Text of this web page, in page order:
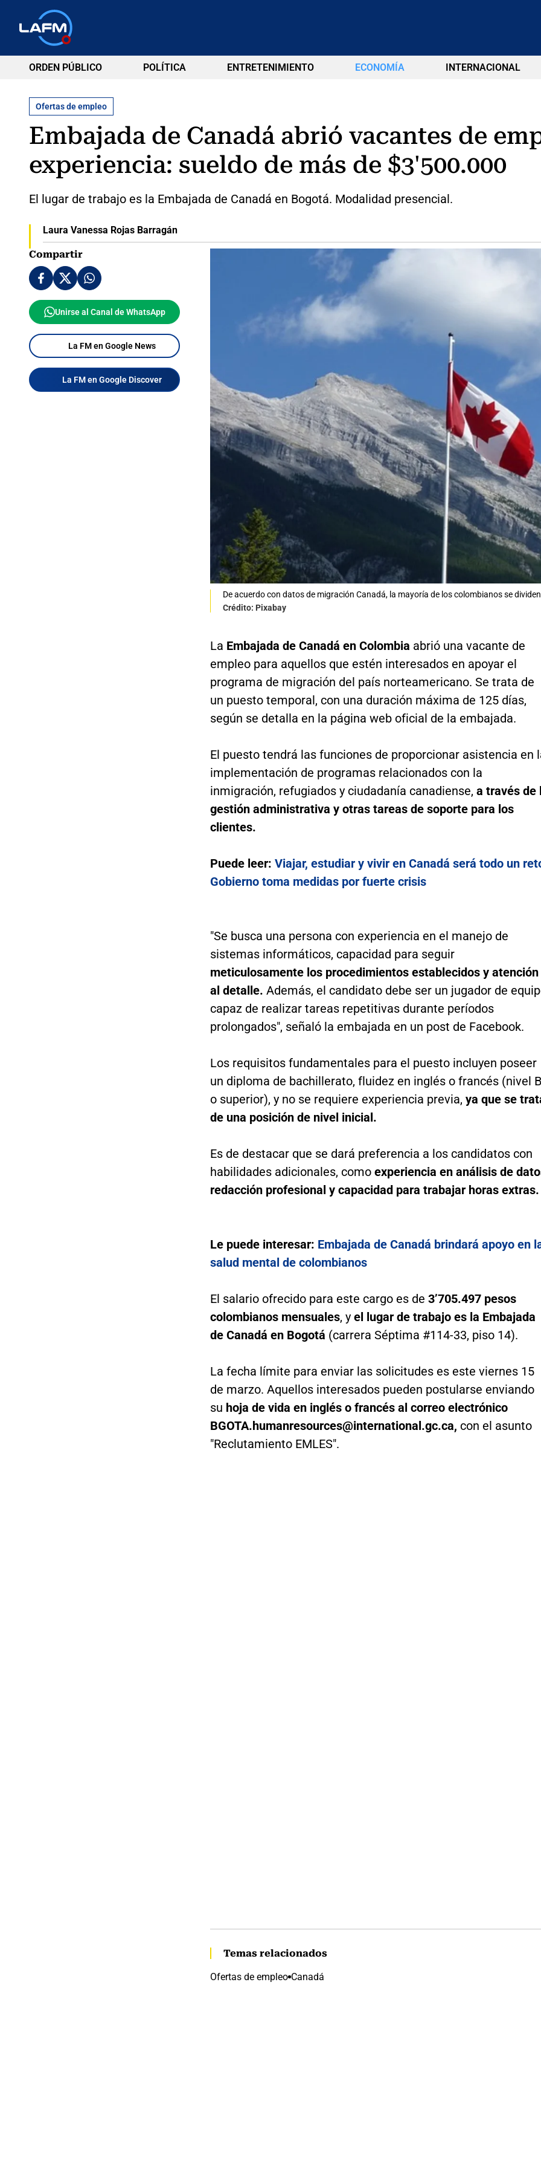
ORDEN PÚBLICO POLÍTICA ENTRETENIMIENTO ECONOMÍA INTERNACIONAL
Ofertas de empleo
Embajada de Canadá abrió vacantes de
experiencia: sueldo de más de $3'500.000
El lugar de trabajo es la Embajada de Canadá en Bogotá. Modalidad presencial.
Laura Vanessa Rojas Barragán
Compartir
Unirse al Canal de WhatsApp
La FM en Google News
La FM en Google Discover
De acuerdo con datos de migración Canadá, la mayoría de los colombianos se
Crédito: Pixabay
La Embajada de Canadá en Colombia abrió una vacante de
empleo para aquellos que estén interesados en apoyar el
programa de migración del país norteamericano. Se trata de
un puesto temporal, con una duración máxima de 125 días,
según se detalla en la página web oficial de la embajada.
El puesto tendrá las funciones de proporcionar asistencia en
implementación de programas relacionados con la
inmigración, refugiados y ciudadanía canadiense, a través de
gestión administrativa y otras tareas de soporte para los
clientes.
Puede leer: Viajar, estudiar y vivir en Canadá será todo un
Gobierno toma medidas por fuerte crisis
"Se busca una persona con experiencia en el manejo de
sistemas informáticos, capacidad para seguir
meticulosamente los procedimientos establecidos y atención
al detalle. Además, el candidato debe ser un jugador de
capaz de realizar tareas repetitivas durante períodos
prolongados", señaló la embajada en un post de Facebook.
Los requisitos fundamentales para el puesto incluyen poseer
un diploma de bachillerato, fluidez en inglés o francés (nivel
o superior), y no se requiere experiencia previa, ya que se
de una posición de nivel inicial.
Es de destacar que se dará preferencia a los candidatos con
habilidades adicionales, como experiencia en análisis de
redacción profesional y capacidad para trabajar horas extras.
Le puede interesar: Embajada de Canadá brindará apoyo en
salud mental de colombianos
El salario ofrecido para este cargo es de 3’705.497 pesos
colombianos mensuales, y el lugar de trabajo es la Embajada
de Canadá en Bogotá (carrera Séptima #114-33, piso 14).
La fecha límite para enviar las solicitudes es este viernes 15
de marzo. Aquellos interesados pueden postularse enviando
su hoja de vida en inglés o francés al correo electrónico
BGOTA.humanresources@international.gc.ca, con el asunto
"Reclutamiento EMLES".
Temas relacionados
Ofertas de empleo Canadá